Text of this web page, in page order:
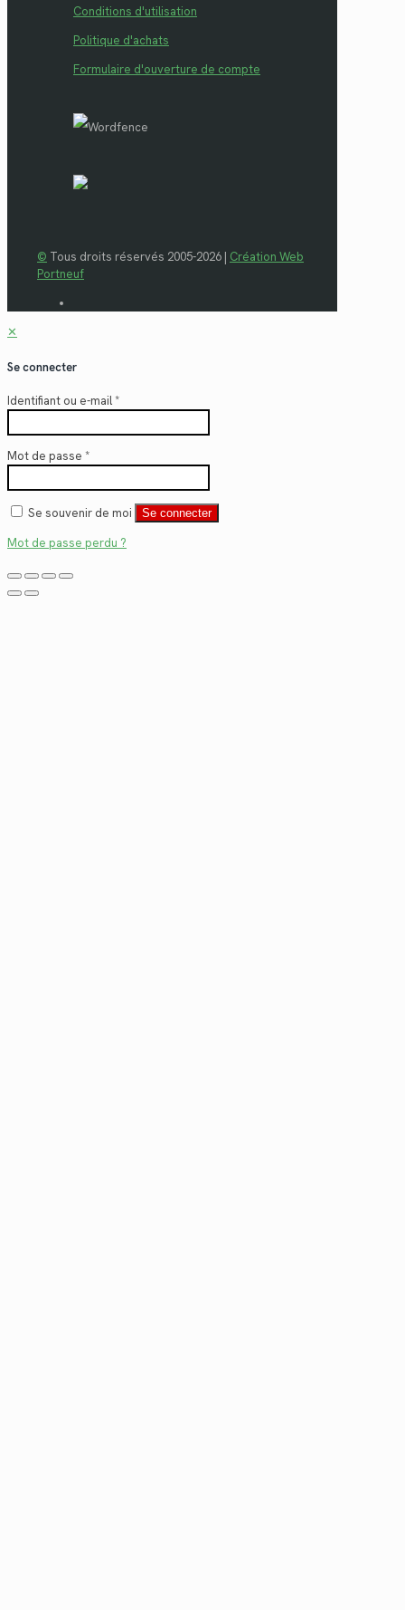
Conditions d'utilisation
Politique d'achats
Formulaire d'ouverture de compte
© Tous droits réservés 2005-2026 | Création Web
Portneuf
✕
Se connecter
Identifiant ou e-mail*
Mot de passe *
Se souvenir de moi Se connecter
Mot de passe perdu ?